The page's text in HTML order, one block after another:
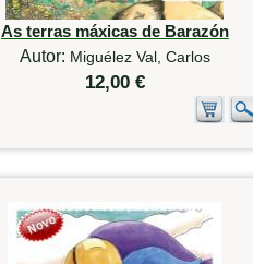
As terras máxicas de Barazón
Autor: Miguélez Val, Carlos
12,00 €